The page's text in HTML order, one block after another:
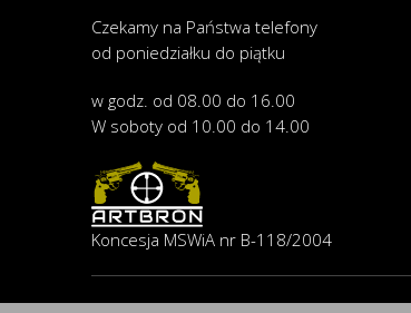
Czekamy na Państwa telefony
od poniedziałku do piątku
w godz. od 08.00 do 16.00
W soboty od 10.00 do 14.00
Koncesja MSWiA nr B-118/2004